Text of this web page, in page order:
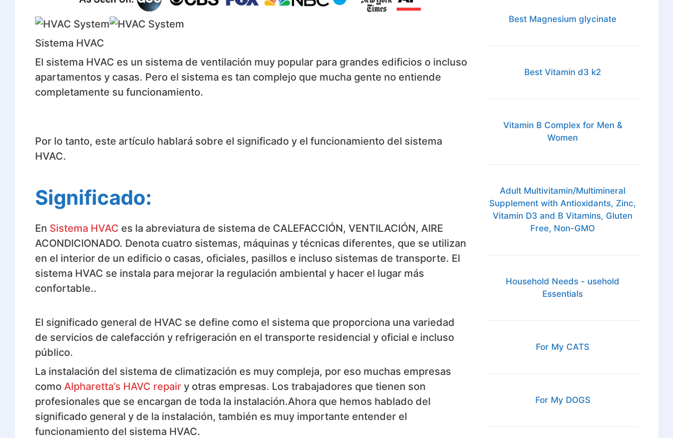
Sistema HVAC
El sistema HVAC es un sistema de ventilación muy popular para grandes edificios o incluso
apartamentos y casas. Pero el sistema es tan complejo que mucha gente no entiende
completamente su funcionamiento.
Por lo tanto, este artículo hablará sobre el significado y el funcionamiento del sistema
HVAC.
Significado:
En Sistema HVAC es la abreviatura de sistema de CALEFACCIÓN, VENTILACIÓN, AIRE
ACONDICIONADO. Denota cuatro sistemas, máquinas y técnicas diferentes, que se utilizan
en el interior de un edificio o casas, oficiales, pasillos e incluso sistemas de transporte. El
sistema HVAC se instala para mejorar la regulación ambiental y hacer el lugar más
confortable..
El significado general de HVAC se define como el sistema que proporciona una variedad
de servicios de calefacción y refrigeración en el transporte residencial y oficial e incluso
público.
La instalación del sistema de climatización es muy compleja, por eso muchas empresas
como Alpharetta’s HAVC repairy otras empresas. Los trabajadores que tienen son
profesionales que se encargan de toda la instalación.Ahora que hemos hablado del
significado general y de la instalación, también es muy importante entender el
funcionamiento del sistema HVAC.
Best Magnesium glycinate
Best Vitamin d3 k2
Vitamin B Complex for Men &
Women
Adult Multivitamin/Multimineral
Supplement with Antioxidants, Zinc,
Vitamin D3 and B Vitamins, Gluten
Free, Non-GMO
Household Needs - usehold
Essentials
For My CATS
For My DOGS